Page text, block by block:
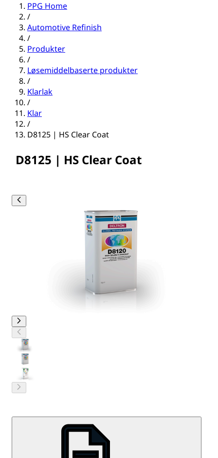
PPG Home
/
Automotive Refinish
/
Produkter
/
Løsemiddelbaserte produkter
/
Klarlak
/
Klar
/
D8125 | HS Clear Coat
D8125 | HS Clear Coat